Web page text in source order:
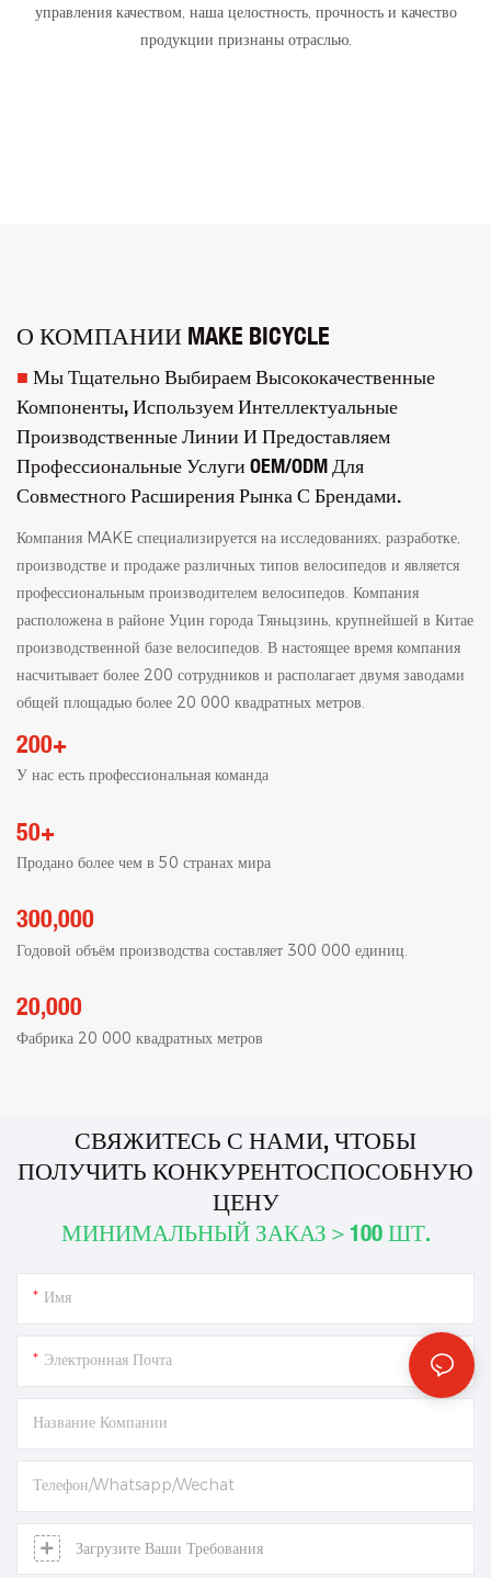
управления качеством, наша целостность, прочность и качество
продукции признаны отраслью.
О КОМПАНИИ MAKE BICYCLE
■ Мы Тщательно Выбираем Высококачественные
Компоненты, Используем Интеллектуальные
Производственные Линии И Предоставляем
Профессиональные Услуги OEM/ODM Для
Совместного Расширения Рынка С Брендами.
Компания MAKE специализируется на исследованиях, разработке,
производстве и продаже различных типов велосипедов и является
профессиональным производителем велосипедов. Компания
расположена в районе Уцин города Тяньцзинь, крупнейшей в Китае
производственной базе велосипедов. В настоящее время компания
насчитывает более 200 сотрудников и располагает двумя заводами
общей площадью более 20 000 квадратных метров.
200+
У нас есть профессиональная команда
50+
Продано более чем в 50 странах мира
300,000
Годовой объём производства составляет 300 000 единиц.
20,000
Фабрика 20 000 квадратных метров
СВЯЖИТЕСЬ С НАМИ, ЧТОБЫ
ПОЛУЧИТЬ КОНКУРЕНТОСПОСОБНУЮ
ЦЕНУ
МИНИМАЛЬНЫЙ ЗАКАЗ＞100 ШТ.
Имя
Электронная Почта
Название Компании
Телефон/Whatsapp/Wechat
Загрузите Ваши Требования